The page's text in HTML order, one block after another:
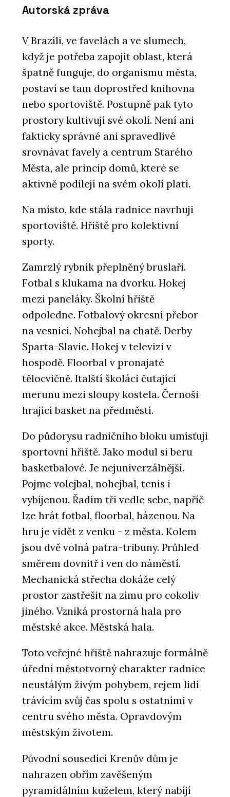
Autorská zpráva
V Brazíli, ve favelách a ve slumech,
když je potřeba zapojit oblast, která
špatně funguje, do organismu města,
postaví se tam doprostřed knihovna
nebo sportoviště. Postupně pak tyto
prostory kultivují své okolí. Není ani
fakticky správné ani spravedlivé
srovnávat favely a centrum Starého
Města, ale princip domů, které se
aktivně podílejí na svém okolí platí.
Na místo, kde stála radnice navrhuji
sportoviště. Hřiště pro kolektivní
sporty.
Zamrzlý rybník přeplněný bruslaři.
Fotbal s klukama na dvorku. Hokej
mezi paneláky. Školní hřiště
odpoledne. Fotbalový okresní přebor
na vesnici. Nohejbal na chatě. Derby
Sparta-Slavie. Hokej v televizi v
hospodě. Floorbal v pronajaté
tělocvičně. Italští školáci čutající
merunu mezi sloupy kostela. Černoši
hrající basket na předměstí.
Do půdorysu radničního bloku umísťuji
sportovní hřiště. Jako modul si beru
basketbalové. Je nejuniverzálnější.
Pojme volejbal, nohejbal, tenis i
vybíjenou. Řadím tři vedle sebe, napříč
lze hrát fotbal, floorbal, házenou. Na
hru je vidět z venku - z města. Kolem
jsou dvě volná patra-tribuny. Průhled
směrem dovnitř i ven do náměstí.
Mechanická střecha dokáže celý
prostor zastřešit na zimu pro cokoliv
jiného. Vzniká prostorná hala pro
městské akce. Městská hala.
Toto veřejné hřiště nahrazuje formálně
úřední městotvorný charakter radnice
neustálým živým pohybem, rejem lidí
trávícím svůj čas spolu s ostatními v
centru svého města. Opravdovým
městským životem.
Původní sousedící Krenův dům je
nahrazen obřím zavěšeným
pyramidálním kuželem, který nabíjí